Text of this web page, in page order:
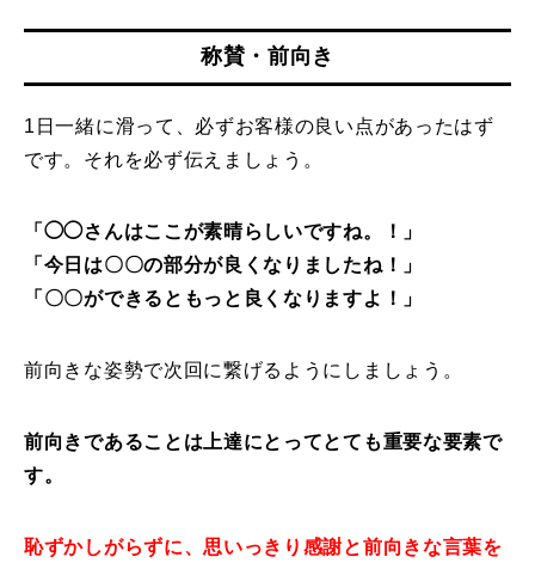
称賛・前向き
1日一緒に滑って、必ずお客様の良い点があったはず
です。それを必ず伝えましょう。
「◯◯さんはここが素晴らしいですね。！」
「今日は〇〇の部分が良くなりましたね！」
「〇〇ができるともっと良くなりますよ！」
前向きな姿勢で次回に繋げるようにしましょう。
前向きであることは上達にとってとても重要な要素で
す。
恥ずかしがらずに、思いっきり感謝と前向きな言葉を